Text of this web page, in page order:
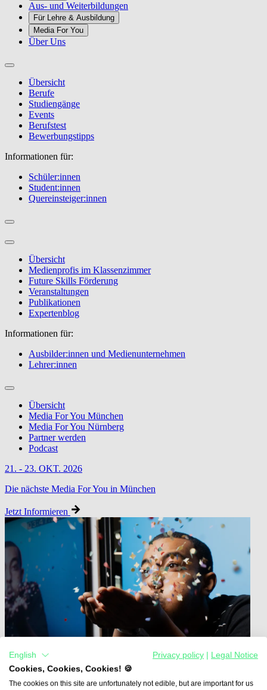
Aus- und Weiterbildungen
Für Lehre & Ausbildung
Media For You
Über Uns
Übersicht
Berufe
Studiengänge
Events
Berufstest
Bewerbungstipps
Informationen für:
Schüler:innen
Student:innen
Quereinsteiger:innen
Übersicht
Medienprofis im Klassenzimmer
Future Skills Förderung
Veranstaltungen
Publikationen
Expertenblog
Informationen für:
Ausbilder:innen und Medienunternehmen
Lehrer:innen
Übersicht
Media For You München
Media For You Nürnberg
Partner werden
Podcast
21. - 23. OKT. 2026
Die nächste Media For You in München
Jetzt Informieren
English Privacy policy
Legal Notice
Cookies, Cookies, Cookies! 🍪
The cookies on this site are unfortunately not edible, but are important for us